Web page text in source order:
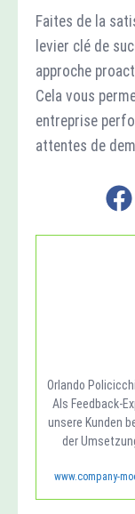
Faites de la
levier clé de
approche
Cela vous
entreprise
attentes de
Orlando
Als Feedback-
unsere Kunden
der
www.company-